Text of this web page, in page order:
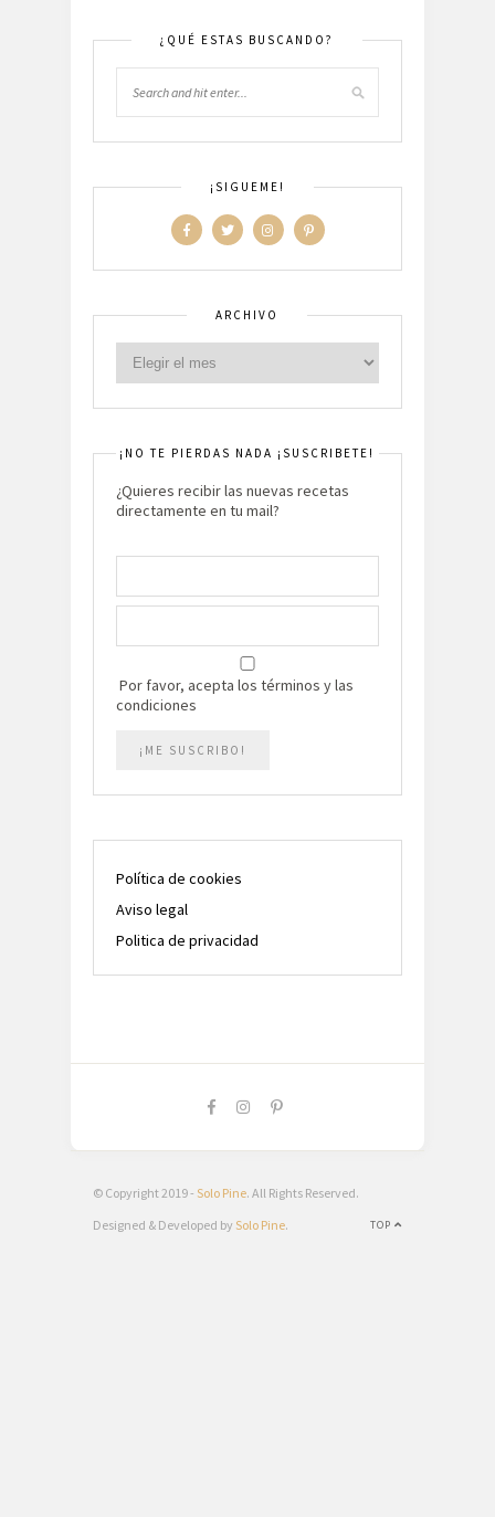
¿QUÉ ESTAS BUSCANDO?
¡SIGUEME!
ARCHIVO
¡NO TE PIERDAS NADA ¡SUSCRIBETE!
¿Quieres recibir las nuevas recetas
directamente en tu mail?
Por favor, acepta los términos y las
condiciones
Política de cookies
Aviso legal
Politica de privacidad
© Copyright 2019 - Solo Pine. All Rights Reserved.
TOP
Designed & Developed by Solo Pine.